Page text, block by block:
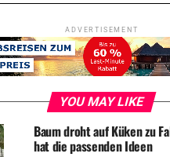
ADVERTISEMENT
EINBRUCH NEWS
in Häuser und Wohnungen
in Einfamilienhäuser
ADVERTISEMENT
YOU MAY LIKE
Baum droht auf Küken zu
hat die passenden Ideen